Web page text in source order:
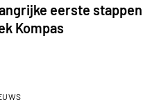
eerste stappen
Kompas